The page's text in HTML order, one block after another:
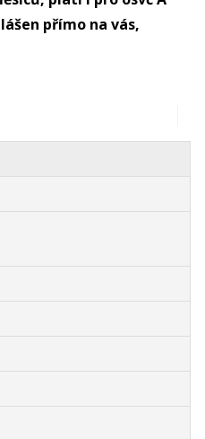
přímo na vás,